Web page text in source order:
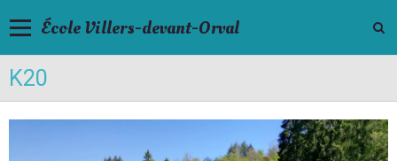
École Villers-devant-Orval
K20